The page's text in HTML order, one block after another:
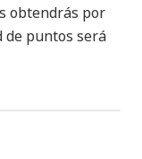
obtendrás por
de puntos será